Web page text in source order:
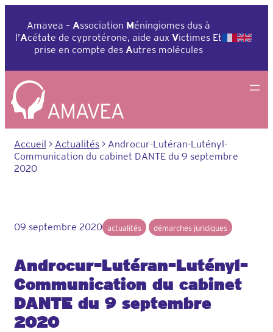
contenu
Amavea – Association Méningiomes dus à
l’Acétate de cyprotérone, aide aux Victimes Et
prise en compte des Autres molécules
Accueil > Actualités > Androcur-Lutéran-Lutényl-
Communication du cabinet DANTE du 9 septembre
2020
09 septembre 2020 actualités démarches juridiques
Androcur-Lutéran-Lutényl-
Communication du cabinet
DANTE du 9 septembre
2020